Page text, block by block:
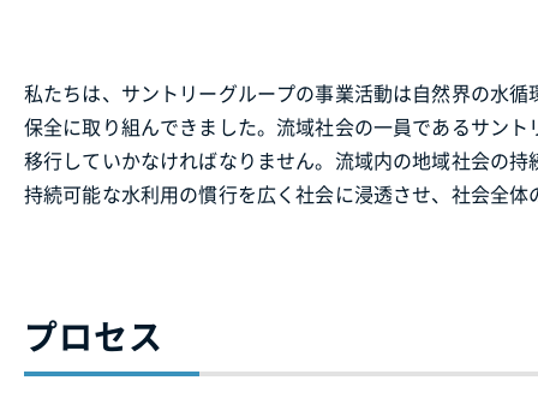
私たちは、サントリーグループの事業活動は自然界の水
保全に取り組んできました。流域社会の一員であるサン
移行していかなければなりません。流域内の地域社会の
持続可能な水利用の慣行を広く社会に浸透させ、社会全
プロセス